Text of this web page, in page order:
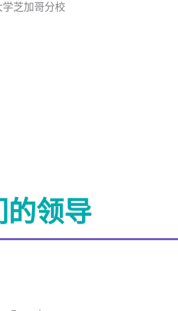
芝加哥分校
的领导